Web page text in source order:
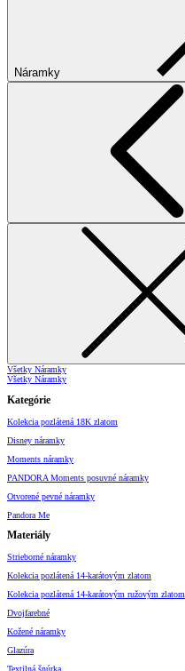
Náramky
Všetky Náramky
Všetky Náramky
Kategórie
Kolekcia pozlátená 18K zlatom
Disney náramky
Moments náramky
PANDORA Moments posuvné náramky
Otvorené pevné náramky
Pandora Me
Materiály
Strieborné náramky
Kolekcia pozlátená 14-karátovým zlatom
Kolekcia pozlátená 14-karátovým ružovým zlatom
Dvojfarebné
Kožené náramky
Glazúra
Textilná šnúrka